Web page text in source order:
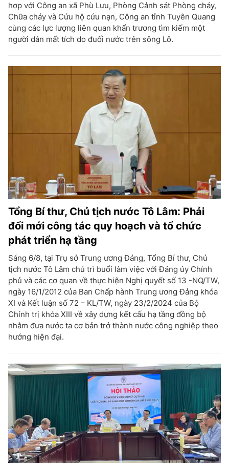
hợp với Công an xã Phù Lưu, Phòng Cảnh sát Phòng cháy,
Chữa cháy và Cứu hộ cứu nạn, Công an tỉnh Tuyên Quang
cùng các lực lượng liên quan khẩn trương tìm kiếm một
người dân mất tích do đuối nước trên sông Lô.
Tổng Bí thư, Chủ tịch nước Tô Lâm: Phải
đổi mới công tác quy hoạch và tổ chức
phát triển hạ tầng
Sáng 6/8, tại Trụ sở Trung ương Đảng, Tổng Bí thư, Chủ
tịch nước Tô Lâm chủ trì buổi làm việc với Đảng ủy Chính
phủ và các cơ quan về thực hiện Nghị quyết số 13 -NQ/TW,
ngày 16/1/2012 của Ban Chấp hành Trung ương Đảng khóa
XI và Kết luận số 72 – KL/TW, ngày 23/2/2024 của Bộ
Chính trị khóa XIII về xây dựng kết cấu hạ tầng đồng bộ
nhằm đưa nước ta cơ bản trở thành nước công nghiệp theo
hướng hiện đại.